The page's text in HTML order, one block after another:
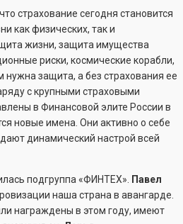
страхование сегодня становится
как физических, так и
жизни, защита имущества
риски, космические корабли,
нужна защита, а без страхования ее
с крупными страховыми
в Финансовой элите России в
новые имена. Они активно о себе
динамический настрой всей
подгруппа «ФИНТЕХ». Павел
наша страна в авангарде.
награждены в этом году, имеют